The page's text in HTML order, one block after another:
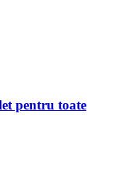
pentru toate